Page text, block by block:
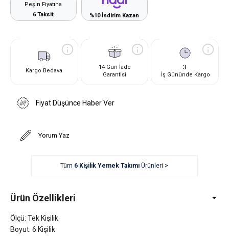
Peşin Fiyatına
6 Taksit
%10 İndirim Kazan
Kargo Bedava
14 Gün İade
Garantisi
3
İş Gününde Kargo
Fiyat Düşünce Haber Ver
Yorum Yaz
Tüm 6 Kişilik Yemek Takımı Ürünleri >
Ürün Özellikleri
Ölçü: Tek Kişilik
Boyut: 6 Kişilik